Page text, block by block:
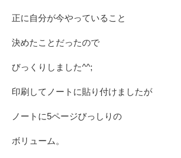
正に自分が今やっていること
決めたことだったので
びっくりしました^^;
印刷してノートに貼り付けましたが
ノートに5ページびっしりの
ボリューム。